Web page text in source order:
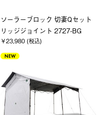
ソーラーブロック 切妻Qセット
リッジジョイント 2727-BG
￥23,980 (税込)
NEW